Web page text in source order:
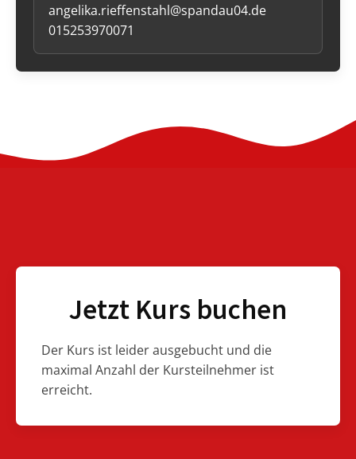
angelika.rieffenstahl@spandau04.de
015253970071
Jetzt Kurs buchen
Der Kurs ist leider ausgebucht und die
maximal Anzahl der Kursteilnehmer ist
erreicht.